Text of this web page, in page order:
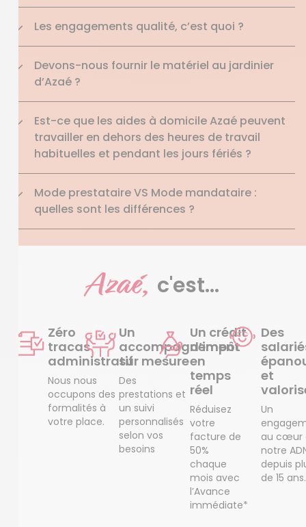
Les engagements qualité, c’est quoi ?
Devons-nous fournir le matériel au jardinier
d’Azaé ?
Est-ce que les aides à domicile Azaé peuvent
travailler en dehors des heures de travail
habituelles et pendant les jours fériés ?
Mode prestataire VS Mode mandataire :
quelles sont les différences ?
Azaé, c'est...
Zéro
tracas
administratif
Nous nous
occupons des
formalités à
votre place.
Un
accompagnement
sur mesure
Des
prestations et
un suivi
personnalisés
selon vos
besoins
Un crédit
d’impôt
en
temps
réel
Réduisez
votre
facture de
50%
chaque
mois avec
l’Avance
immédiate*
Des
et
Un
au cœur
notre
depuis
de 15 ans.